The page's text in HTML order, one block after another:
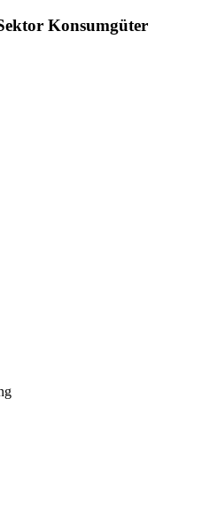
Konsumgüter